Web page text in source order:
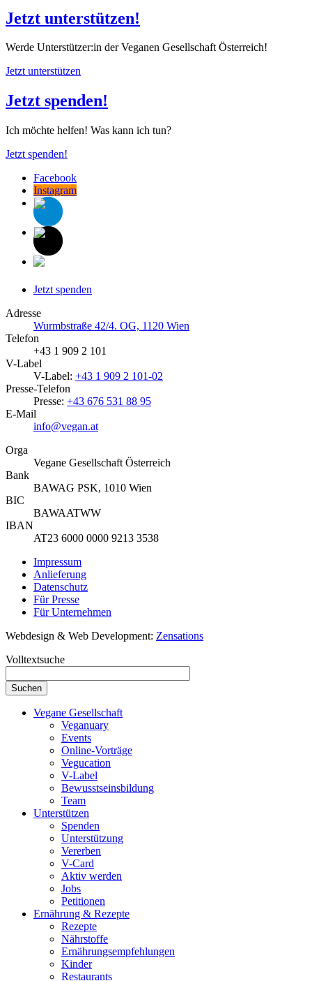
Jetzt unterstützen!
Werde Unterstützer:in der Veganen Gesellschaft Österreich!
Jetzt unterstützen
Jetzt spenden!
Ich möchte helfen! Was kann ich tun?
Jetzt spenden!
Facebook
Instagram
Jetzt spenden
Adresse
Wurmbstraße 42/4. OG, 1120 Wien
Telefon
+43 1 909 2 101
V-Label
V-Label: +43 1 909 2 101-02
Presse-Telefon
Presse: +43 676 531 88 95
E-Mail
info@vegan.at
Orga
Vegane Gesellschaft Österreich
Bank
BAWAG PSK, 1010 Wien
BIC
BAWAATWW
IBAN
AT23 6000 0000 9213 3538
Impressum
Anlieferung
Datenschutz
Für Presse
Für Unternehmen
Webdesign & Web Development: Zensations
Volltextsuche
Vegane Gesellschaft
Veganuary
Events
Online-Vorträge
Vegucation
V-Label
Bewusstseinsbildung
Team
Unterstützen
Spenden
Unterstützung
Vererben
V-Card
Aktiv werden
Jobs
Petitionen
Ernährung & Rezepte
Rezepte
Nährstoffe
Ernährungsempfehlungen
Kinder
Restaurants